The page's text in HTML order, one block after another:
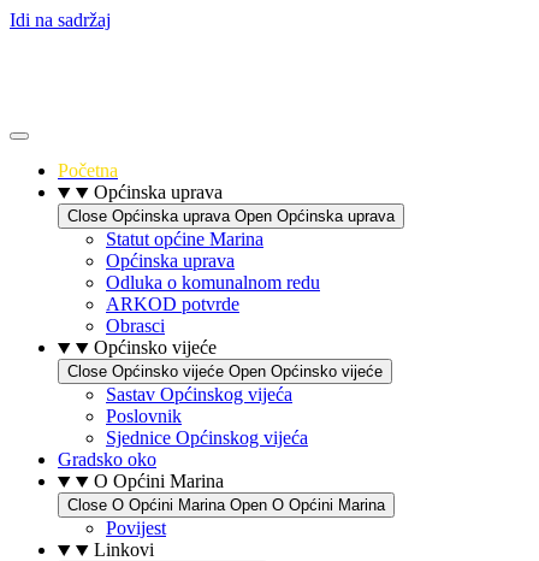
Idi na sadržaj
Početna
Općinska uprava
Close Općinska uprava Open Općinska uprava
Statut općine Marina
Općinska uprava
Odluka o komunalnom redu
ARKOD potvrde
Obrasci
Općinsko vijeće
Close Općinsko vijeće Open Općinsko vijeće
Sastav Općinskog vijeća
Poslovnik
Sjednice Općinskog vijeća
Gradsko oko
O Općini Marina
Close O Općini Marina Open O Općini Marina
Povijest
Linkovi